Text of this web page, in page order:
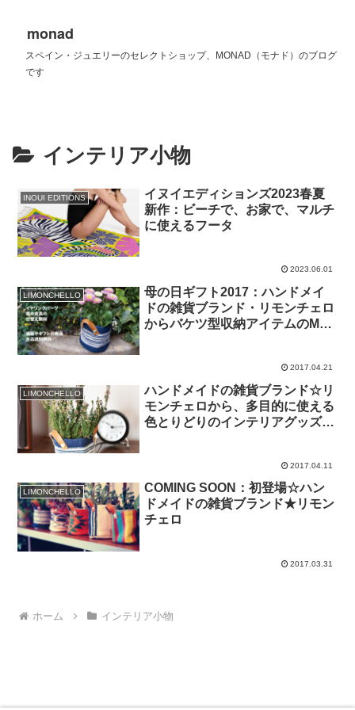
monad
スペイン・ジュエリーのセレクトショップ、MONAD（モナド）のブログ
です
インテリア小物
INOUI EDITIONS
イヌイエディションズ2023春夏
新作：ビーチで、お家で、マルチ
に使えるフータ
2023.06.01
LIMONCHELLO
母の日ギフト2017：ハンドメイ
ドの雑貨ブランド・リモンチェロ
からバケツ型収納アイテムのMサ
2017.04.21
LIMONCHELLO
ハンドメイドの雑貨ブランド☆リ
モンチェロから、多目的に使える
色とりどりのインテリアグッズが
2017.04.11
LIMONCHELLO
COMING SOON：初登場☆ハン
ドメイドの雑貨ブランド★リモン
チェロ
2017.03.31
ホーム インテリア小物